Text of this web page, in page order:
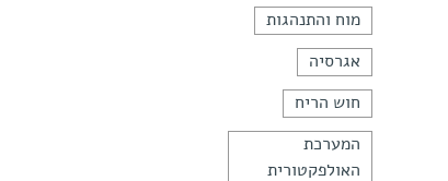
מוח והתנהגות
אגרסיה
חוש הריח
המערכת
האולפקטורית